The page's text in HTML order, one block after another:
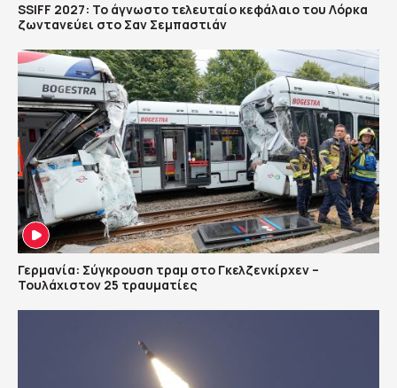
SSIFF 2027: Το άγνωστο τελευταίο κεφάλαιο του Λόρκα
ζωντανεύει στο Σαν Σεμπαστιάν
Γερμανία: Σύγκρουση τραμ στο Γκελζενκίρχεν –
Τουλάχιστον 25 τραυματίες